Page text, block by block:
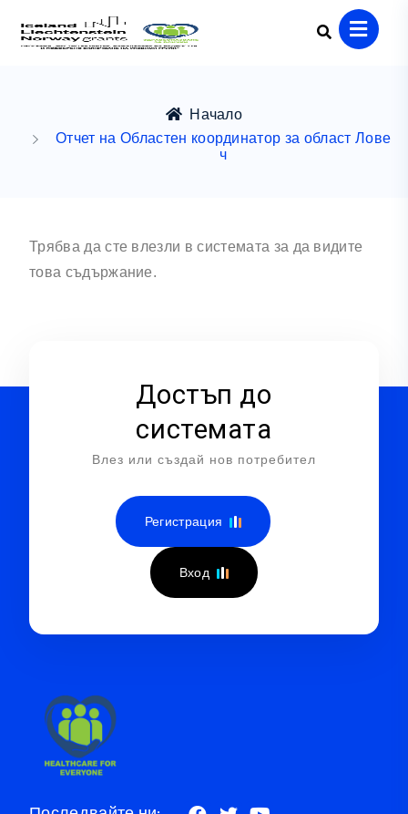
Начало
Отчет на Областен координатор за област Лове
ч
Трябва да сте влезли в системата за да видите
това съдържание.
Достъп до
системата
Влез или създай нов потребител
Регистрация
Вход